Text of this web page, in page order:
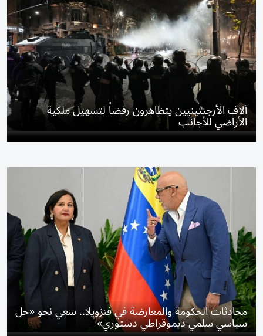
آلاف الأرجنتينيين يتظاهرون رفضاً لتسهيل ملكية
الأراضي للأجانب
محادثات الحكومة والمعارضة في فنزويلا.. سعي نحو «حل
سياسي سلمي ديموقراطي دستوري»